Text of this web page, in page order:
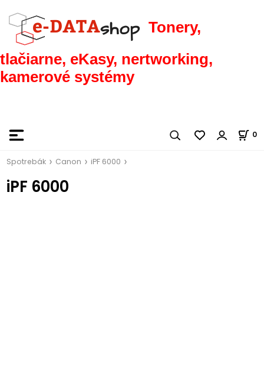
Tonery,
tlačiarne, eKasy, nertworking,
kamerové systémy
0
Spotrebák Canon iPF 6000
iPF 6000